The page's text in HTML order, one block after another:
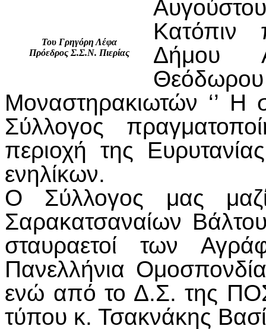
Του Γρηγόρη Λέφα
Πρόεδρος Σ.Σ.Ν. Πιερίας
Κατόπιν
Δήμου
Θεόδωρου
Μοναστηρακιωτών ‘’ Η
Σύλλογος
περιοχή της
ενηλίκων.
Ο Σύλλογος μας
Σαρακατσαναίων
σταυραετοί των
Πανελλήνια
ενώ από το Δ.Σ. της
τύπου κ. Τσακνάκης